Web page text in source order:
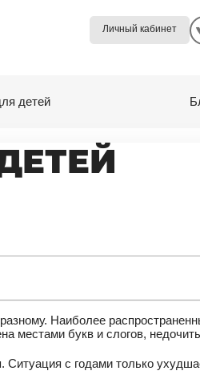
Личный кабинет
детей
Наиболее
местами букв и слогов,
с годами только